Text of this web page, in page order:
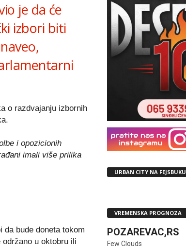
je da će
izbori biti
o razdvajanju izbornih
i opozicionih
imali više prilika
da bude doneta tokom
u oktobru ili
URBAN CITY NA FEJSBUKU
VREMENSKA PROGNOZA
POZAREVAC,RS
Few Clouds